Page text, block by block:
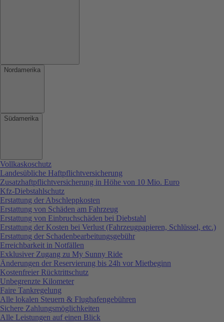
Nordamerika
Südamerika
Vollkaskoschutz
Landesübliche Haftpflichtversicherung
Zusatzhaftpflichtversicherung in Höhe von 10 Mio. Euro
Kfz-Diebstahlschutz
Erstattung der Abschleppkosten
Erstattung von Schäden am Fahrzeug
Erstattung von Einbruchschäden bei Diebstahl
Erstattung der Kosten bei Verlust (Fahrzeugpapieren, Schlüssel, etc.)
Erstattung der Schadenbearbeitungsgebühr
Erreichbarkeit in Notfällen
Exklusiver Zugang zu My Sunny Ride
Änderungen der Reservierung bis 24h vor Mietbeginn
Kostenfreier Rücktrittschutz
Unbegrenzte Kilometer
Faire Tankregelung
Alle lokalen Steuern & Flughafengebühren
Sichere Zahlungsmöglichkeiten
Alle Leistungen auf einen Blick